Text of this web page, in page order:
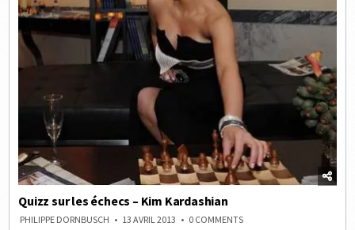
Quizz sur les échecs – Kim Kardashian
PHILIPPE DORNBUSCH 13 AVRIL 2013 0 COMMENTSON